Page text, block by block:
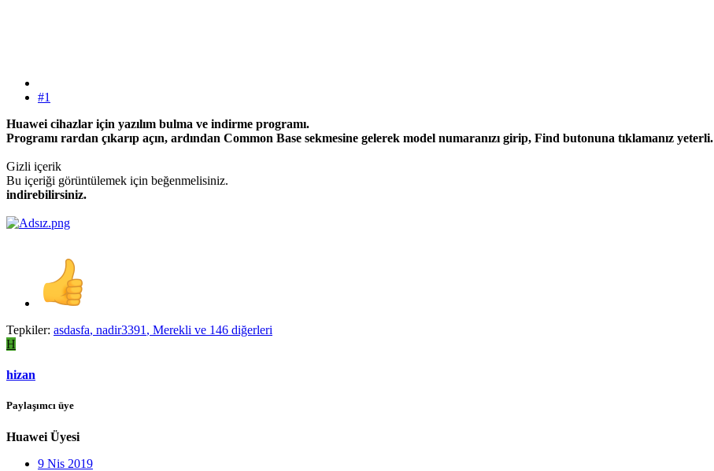
#1
Huawei cihazlar için yazılım bulma ve indirme programı.
Programı rardan çıkarıp açın, ardından Common Base sekmesine gelerek model numaranızı girip, Find butonuna tıklamanız yeterli.
Gizli içerik
Bu içeriği görüntülemek için beğenmelisiniz.
indirebilirsiniz.
Tepkiler: asdasfa, nadir3391 , Merekli ve 146 diğerleri
H
hizan
Paylaşımcı üye
Huawei Üyesi
9 Nis 2019